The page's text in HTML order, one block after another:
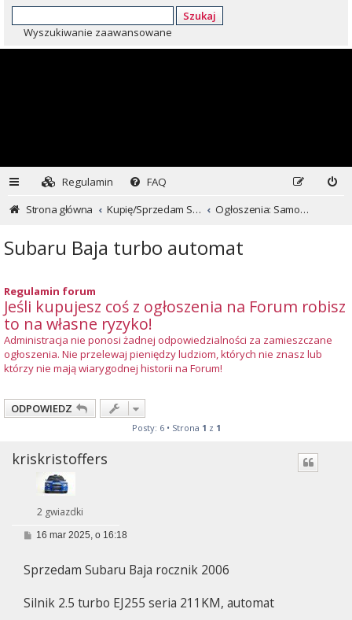
Szukaj
Wyszukiwanie zaawansowane
Regulamin
FAQ
Strona główna
Kupię/Sprzedam Subaru i nie tylko... Ogłoszenia: Samochody
Subaru Baja turbo automat
Regulamin forum
Jeśli kupujesz coś z ogłoszenia na Forum robisz
to na własne ryzyko!
Administracja nie ponosi żadnej odpowiedzialności za zamieszczane
ogłoszenia. Nie przelewaj pieniędzy ludziom, których nie znasz lub
którzy nie mają wiarygodnej historii na Forum!
ODPOWIEDZ
Posty: 6 • Strona 1 z 1
kriskristoffers
2 gwiazdki
P
t
16 mar 2025, o 16:18
Sprzedam Subaru Baja rocznik 2006
Silnik 2.5 turbo EJ255 seria 211KM, automat